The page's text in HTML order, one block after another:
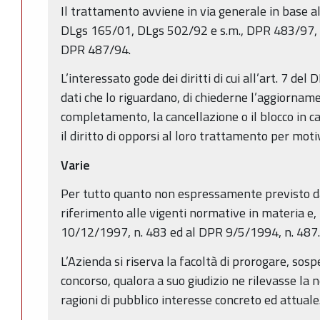
Il trattamento avviene in via generale in base
DLgs 165/01, DLgs 502/92 e s.m., DPR 483/
DPR 487/94.
L’interessato gode dei diritti di cui all’art. 7 del
dati che lo riguardano, di chiederne
completamento, la cancellazione o il blocco in
il diritto di opporsi al loro trattamento per
Varie
Per tutto quanto non espressamente previsto
riferimento alle vigenti normative in materia e,
10/12/1997, n. 483 ed al DPR 9/5/1994, n. 487.
L’Azienda si riserva la facoltà di prorogare,
concorso, qualora a suo giudizio ne rilevasse la
ragioni di pubblico interesse concreto ed